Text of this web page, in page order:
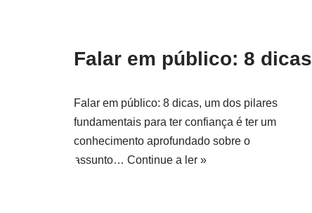
Falar em público: 8 dicas
Falar em público: 8 dicas, um dos pilares
fundamentais para ter confiança é ter um
conhecimento aprofundado sobre o
assunto… Continue a ler »